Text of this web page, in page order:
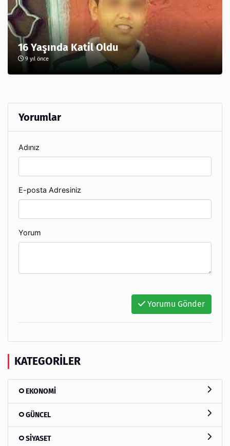
16 Yaşında Katil Oldu
9 yıl önce
Yorumlar
Adınız
E-posta Adresiniz
Yorum
Yorumu Gönder
KATEGORILER
EKONOMİ
GÜNCEL
SİYASET